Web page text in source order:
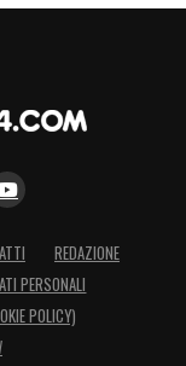
REDAZIONE
PERSONALI
POLICY)